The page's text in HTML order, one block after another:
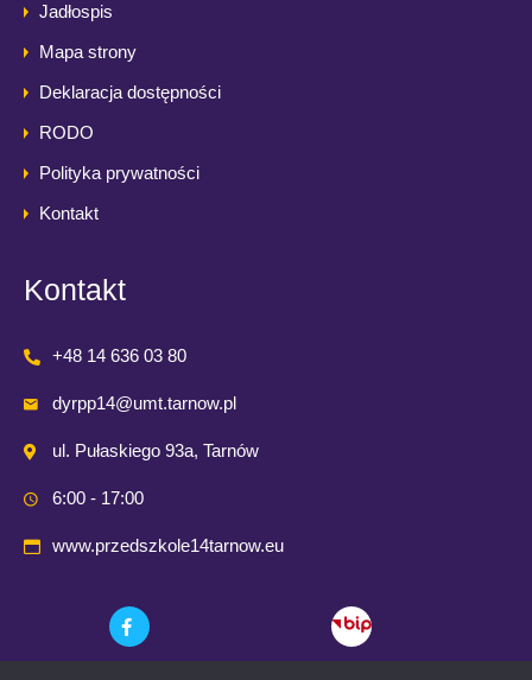
Jadłospis
Mapa strony
Deklaracja dostępności
RODO
Polityka prywatności
Kontakt
Kontakt
+48 14 636 03 80
dyrpp14@umt.tarnow.pl
ul. Pułaskiego 93a, Tarnów
6:00 - 17:00
www.przedszkole14tarnow.eu